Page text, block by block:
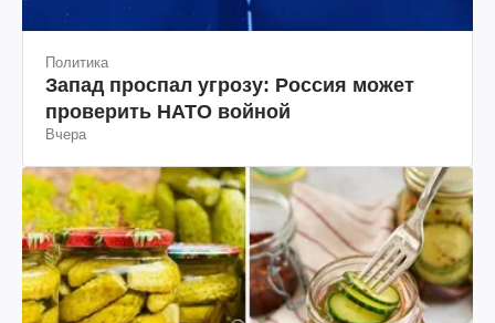
Политика
Запад проспал угрозу: Россия может
проверить НАТО войной